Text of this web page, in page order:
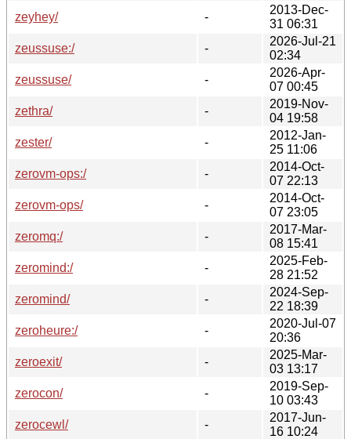
zeyhey/
-
2013-Dec-
31 06:31
zeussuse:/
-
2026-Jul-21
02:34
zeussuse/
-
2026-Apr-
07 00:45
zethra/
-
2019-Nov-
04 19:58
zester/
-
2012-Jan-
25 11:06
zerovm-ops:/
-
2014-Oct-
07 22:13
zerovm-ops/
-
2014-Oct-
07 23:05
zeromq:/
-
2017-Mar-
08 15:41
zeromind:/
-
2025-Feb-
28 21:52
zeromind/
-
2024-Sep-
22 18:39
zeroheure:/
-
2020-Jul-07
20:36
zeroexit/
-
2025-Mar-
03 13:17
zerocon/
-
2019-Sep-
10 03:43
zerocewl/
-
2017-Jun-
16 10:24